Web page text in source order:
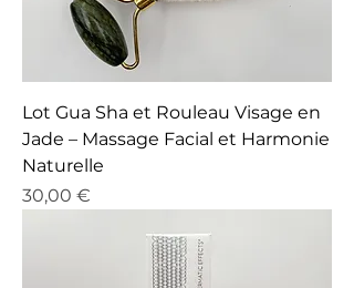
Lot Gua Sha et Rouleau Visage en
Jade – Massage Facial et Harmonie
Naturelle
Prix
30,00 €